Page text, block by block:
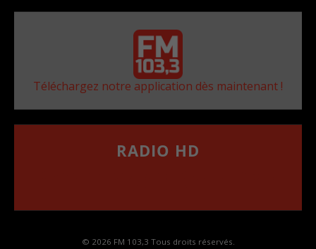
Téléchargez notre application dès maintenant !
RADIO HD
© 2026 FM 103,3 Tous droits réservés.